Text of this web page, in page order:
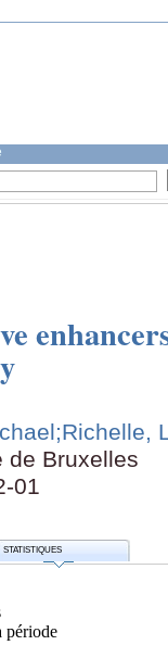
;Richelle,
de Bruxelles
01
STATISTIQUES